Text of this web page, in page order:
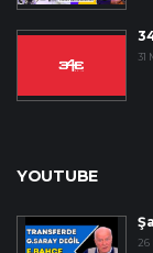
31
YOUTUBE
26